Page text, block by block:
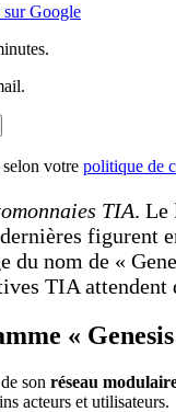
sur Google
votre politique de
TIA. Le
figurent
du nom de «
TIA
«
son réseau
acteurs et utilisateurs.